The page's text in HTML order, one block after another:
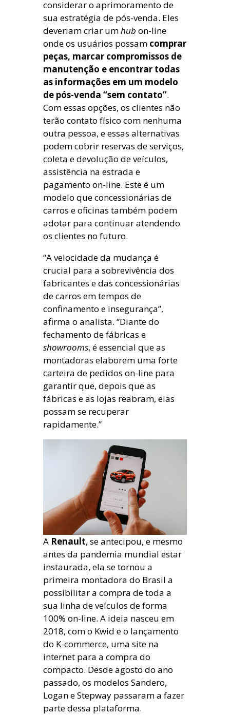
considerar o aprimoramento de
sua estratégia de pós-venda. Eles
deveriam criar umhub on-line
onde os usuários possam comprar
peças, marcar compromissos de
manutenção e encontrar todas
as informações em um modelo
de pós-venda “sem contato”.
Com essas opções, os clientes não
terão contato físico com nenhuma
outra pessoa, e essas alternativas
podem cobrir reservas de serviços,
coleta e devolução de veículos,
assistência na estrada e
pagamento on-line. Este é um
modelo que concessionárias de
carros e oficinas também podem
adotar para continuar atendendo
os clientes no futuro.
“A velocidade da mudança é
crucial para a sobrevivência dos
fabricantes e das concessionárias
de carros em tempos de
confinamento e insegurança”,
afirma o analista. “Diante do
fechamento de fábricas e
showrooms, é essencial que as
montadoras elaborem uma forte
carteira de pedidos on-line para
garantir que, depois que as
fábricas e as lojas reabram, elas
possam se recuperar
rapidamente.”
A Renault, se antecipou, e mesmo
antes da pandemia mundial estar
instaurada, ela se tornou a
primeira montadora do Brasil a
possibilitar a compra de toda a
sua linha de veículos de forma
100% on-line. A ideia nasceu em
2018, com o Kwid e o lançamento
do K-commerce, uma site na
internet para a compra do
compacto. Desde agosto do ano
passado, os modelos Sandero,
Logan e Stepway passaram a fazer
parte dessa plataforma.